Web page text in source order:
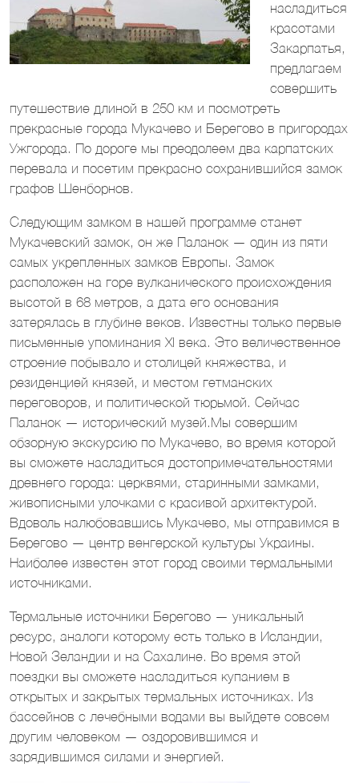
насладиться
красотами
Закарпатья,
предлагаем
совершить
путешествие длиной в 250 км и посмотреть
прекрасные города Мукачево и Берегово в пригородах
Ужгорода. По дороге мы преодолеем два карпатских
перевала и посетим прекрасно сохранившийся замок
графов Шенборнов.
Следующим замком в нашей программе станет
Мукачевский замок, он же Паланок — один из пяти
самых укрепленных замков Европы. Замок
расположен на горе вулканического происхождения
высотой в 68 метров, а дата его основания
затерялась в глубине веков. Известны только первые
письменные упоминания XI века. Это величественное
строение побывало и столицей княжества, и
резиденцией князей, и местом гетманских
переговоров, и политической тюрьмой. Сейчас
Паланок — исторический музей.Мы совершим
обзорную экскурсию по Мукачево, во время которой
вы сможете насладиться достопримечательностями
древнего города: церквями, старинными замками,
живописными улочками с красивой архитектурой.
Вдоволь налюбовавшись Мукачево, мы отправимся в
Берегово — центр венгерской культуры Украины.
Наиболее известен этот город своими термальными
источниками.
Термальные источники Берегово — уникальный
ресурс, аналоги которому есть только в Исландии,
Новой Зеландии и на Сахалине. Во время этой
поездки вы сможете насладиться купанием в
открытых и закрытых термальных источниках. Из
бассейнов с лечебными водами вы выйдете совсем
другим человеком — оздоровившимся и
зарядившимся силами и энергией.